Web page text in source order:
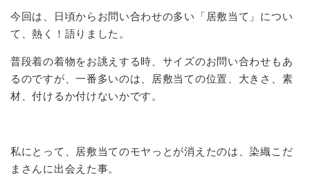
今回は、日頃からお問い合わせの多い「居敷当て」につい
て、熱く！語りました。
普段着の着物をお誂えする時、サイズのお問い合わせもあ
るのですが、一番多いのは、居敷当ての位置、大きさ、素
材、付けるか付けないかです。
私にとって、居敷当てのモヤっとが消えたのは、染織こだ
まさんに出会えた事。